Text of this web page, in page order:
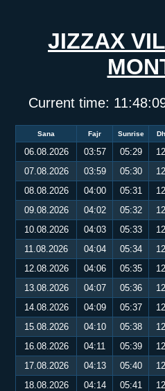
JIZZAX
Current time:
Sana Fajr Sunrise
06.08.2026 03:57 05:29
07.08.2026
03:59 05:30
08.08.2026
04:00 05:31
09.08.2026
04:02 05:32
10.08.2026
04:03 05:33
11.08.2026
04:04 05:34
12.08.2026
04:06 05:35
13.08.2026
04:07 05:36
14.08.2026
04:09 05:37
15.08.2026
04:10 05:38
16.08.2026
04:11 05:39
17.08.2026
04:13 05:40
18.08.2026
04:14 05:41